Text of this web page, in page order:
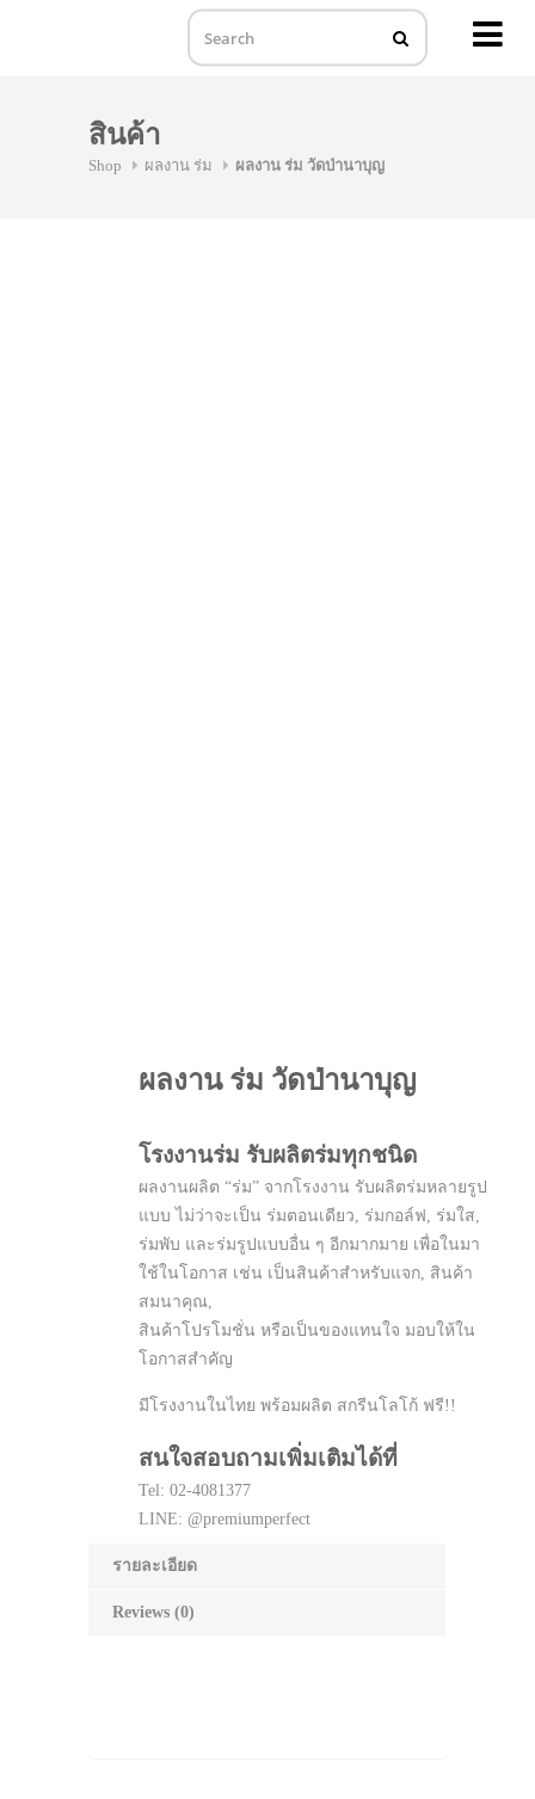
สินค้า
Shop ผลงาน ร่ม ผลงาน ร่ม วัดป่านาบุญ
ผลงาน ร่ม วัดป่านาบุญ
โรงงานร่ม รับผลิตร่มทุกชนิด
ผลงานผลิต “ร่ม” จากโรงงาน รับผลิตร่มหลายรูป
แบบ ไม่ว่าจะเป็น ร่มตอนเดียว, ร่มกอล์ฟ, ร่มใส,
ร่มพับ และร่มรูปแบบอื่น ๆ อีกมากมาย เพื่อในมา
ใช้ในโอกาส เช่น เป็นสินค้าสำหรับแจก, สินค้า
สมนาคุณ,
สินค้าโปรโมชั่น หรือเป็นของแทนใจ มอบให้ใน
โอกาสสำคัญ
มีโรงงานในไทย พร้อมผลิต สกรีนโลโก้ ฟรี!!
สนใจสอบถามเพิ่มเติมได้ที่
Tel: 02-4081377
LINE: @premiumperfect
รายละเอียด
Reviews (0)